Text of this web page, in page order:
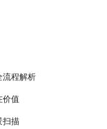
流程解析
价值
扫描